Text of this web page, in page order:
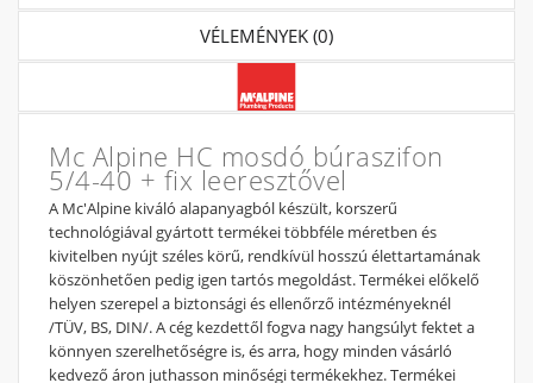
VÉLEMÉNYEK (0)
Mc Alpine HC mosdó búraszifon
5/4-40 + fix leeresztővel
A Mc'Alpine kiváló alapanyagból készült, korszerű
technológiával gyártott termékei többféle méretben és
kivitelben nyújt széles körű, rendkívül hosszú élettartamának
köszönhetően pedig igen tartós megoldást. Termékei előkelő
helyen szerepel a biztonsági és ellenőrző intézményeknél
/TÜV, BS, DIN/. A cég kezdettől fogva nagy hangsúlyt fektet a
könnyen szerelhetőségre is, és arra, hogy minden vásárló
kedvező áron juthasson minőségi termékekhez. Termékei